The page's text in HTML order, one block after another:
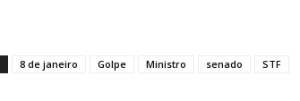
8 de janeiro Golpe Ministro senado STF